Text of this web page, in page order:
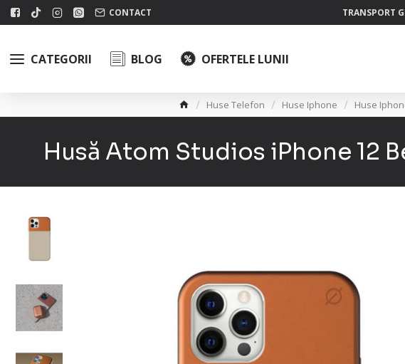
CONTACT TRANSPORT
CATEGORII BLOG OFERTELE LUNII
Huse Telefon Huse Iphone Huse
Husă Atom Studios iPhone 12